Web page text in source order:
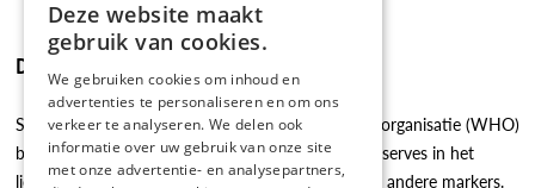
Diagnostische criteria
Serumferritine wordt door de Wereldgezondheidsorganisatie (WHO)
beschouwd als een goede biomarker om de ijzerreserves in het
lichaam te beoordelen, idealiter in combinatie met andere markers.
Deze website maakt
gebruik van cookies.
We gebruiken cookies om inhoud en
advertenties te personaliseren en om ons
verkeer te analyseren. We delen ook
informatie over uw gebruik van onze site
met onze advertentie- en analysepartners,